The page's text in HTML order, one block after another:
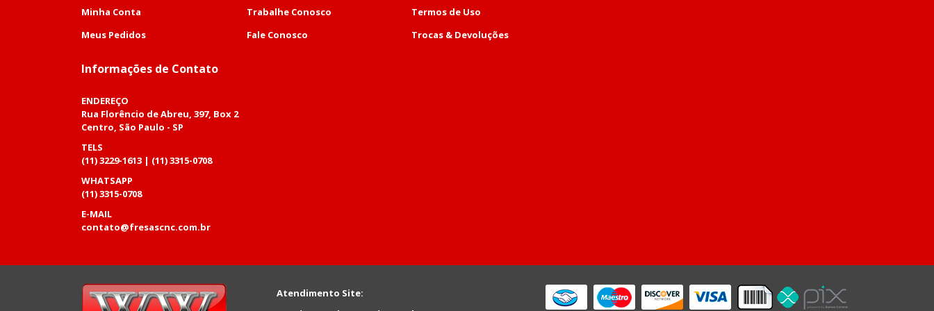
Minha Conta
Meus Pedidos
Trabalhe Conosco
Fale Conosco
Termos de Uso
Trocas & Devoluções
Informações de Contato
ENDEREÇO
Rua Florêncio de Abreu, 397, Box 2
Centro, São Paulo - SP
TELS
(11) 3229-1613 | (11) 3315-0708
WHATSAPP
(11) 3315-0708
E-MAIL
contato@fresascnc.com.br
Atendimento Site: